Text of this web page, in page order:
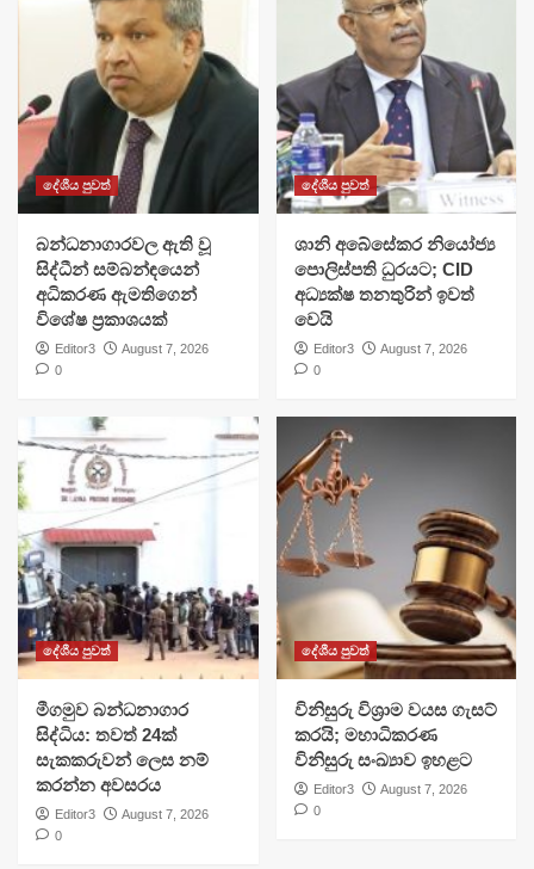
දේශීය පුවත්
බන්ධනාගාරවල ඇති වූ
සිද්ධීන් සම්බන්ඳයෙන්
අධිකරණ ඇමතිගෙන්
විශේෂ ප්‍රකාශයක්
Editor3
August 7, 2026
0
දේශීය පුවත්
ශානි අබේසේකර නියෝජ්‍ය
පොලිස්පති ධුරයට; CID
අධ්‍යක්ෂ තනතුරින් ඉවත්
වෙයි
Editor3
August 7, 2026
0
දේශීය පුවත්
මීගමුව බන්ධනාගාර
සිද්ධිය: තවත් 24ක්
සැකකරුවන් ලෙස නම්
කරන්න අවසරය
Editor3
August 7, 2026
0
දේශීය පුවත්
විනිසුරු විශ්‍රාම වයස ගැසට්
කරයි; මහාධිකරණ
විනිසුරු සංඛ්‍යාව ඉහළට
Editor3
August 7, 2026
0